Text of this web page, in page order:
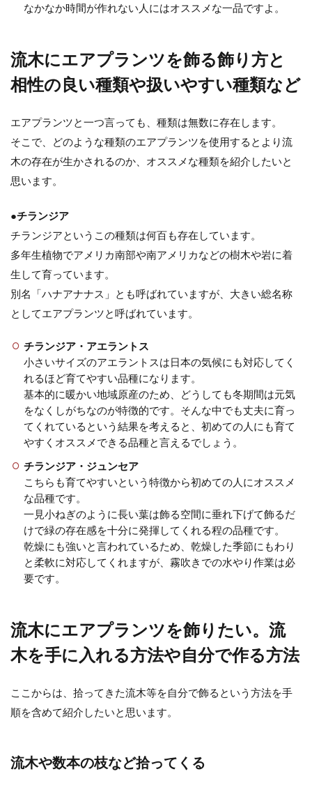
センス良く飾る方法やアイテム
おしゃれにセンス良く飾りたいですね。 一つ
だけポツンと...
なかなか時間が作れない人にはオススメな一品ですよ。
流木にエアプランツを飾る飾り方と
相性の良い種類や扱いやすい種類など
エアプランツと一つ言っても、種類は無数に存在します。
そこで、どのような種類のエアプランツを使用するとより流
木の存在が生かされるのか、オススメな種類を紹介したいと
思います。
●チランジア
チランジアというこの種類は何百も存在しています。
多年生植物でアメリカ南部や南アメリカなどの樹木や岩に着
生して育っています。
別名「ハナアナナス」とも呼ばれていますが、大きい総名称
としてエアプランツと呼ばれています。
チランジア・アエラントス
小さいサイズのアエラントスは日本の気候にも対応してく
れるほど育てやすい品種になります。
基本的に暖かい地域原産のため、どうしても冬期間は元気
をなくしがちなのが特徴的です。そんな中でも丈夫に育っ
てくれているという結果を考えると、初めての人にも育て
やすくオススメできる品種と言えるでしょう。
チランジア・ジュンセア
こちらも育てやすいという特徴から初めての人にオススメ
な品種です。
一見小ねぎのように長い葉は飾る空間に垂れ下げて飾るだ
けで緑の存在感を十分に発揮してくれる程の品種です。
乾燥にも強いと言われているため、乾燥した季節にもわり
と柔軟に対応してくれますが、霧吹きでの水やり作業は必
要です。
流木にエアプランツを飾りたい。流
木を手に入れる方法や自分で作る方法
ここからは、拾ってきた流木等を自分で飾るという方法を手
順を含めて紹介したいと思います。
流木や数本の枝など拾ってくる